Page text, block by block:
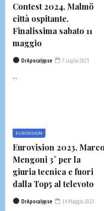
Contest 2024, Malmö
città ospitante.
Finalissima sabato 11
maggio
DrApocalypse 7 Luglio 2023
...
EUROVISION
Eurovision 2023, Marco
Mengoni 3° per la
giuria tecnica e fuori
dalla Top5 al televoto
DrApocalypse 14 Maggio 2023